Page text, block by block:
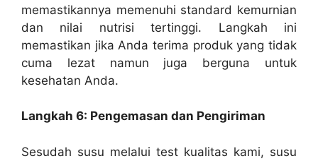
memastikannya memenuhi standard kemurnian
dan nilai nutrisi tertinggi. Langkah ini
memastikan jika Anda terima produk yang tidak
cuma lezat namun juga berguna untuk
kesehatan Anda.
Langkah 6: Pengemasan dan Pengiriman
Sesudah susu melalui test kualitas kami, susu